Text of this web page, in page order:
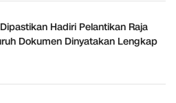
Hadiri Pelantikan Raja
Dokumen Dinyatakan Lengkap